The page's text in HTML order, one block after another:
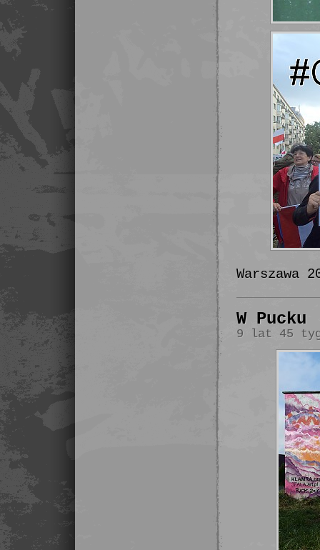
Warszawa
W Pucku
9 lat 45